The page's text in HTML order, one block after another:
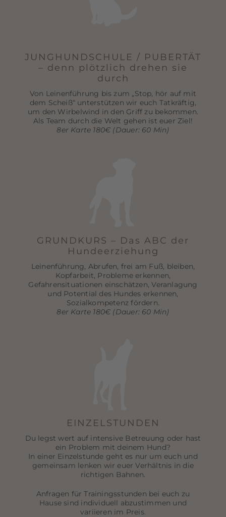
JUNGHUNDSCHULE / PUBERTÄT
– denn plötzlich drehen sie
durch
Von Leinenführung bis zum „Stop, hör auf mit
dem Scheiß“ unterstützen wir euch Tatkräftig,
um den Wirbelwind in den Griff zu bekommen.
Als Team durch die Welt gehen ist euer Ziel!
8er Karte 180€ (Dauer: 60 Min)
GRUNDKURS – Das ABC der
Hundeerziehung
Leinenführung, Abrufen, frei am Fuß, bleiben,
Kopfarbeit, Probleme erkennen,
Gefahrensituationen einschätzen, Veranlagung
und Potential des Hundes erkennen,
Sozialkompetenz fördern.
8er Karte 180€ (Dauer: 60 Min)
EINZELSTUNDEN
Du legst wert auf intensive Betreuung oder hast
ein Problem mit deinem Hund?
In einer Einzelstunde geht es nur um euch und
gemeinsam lenken wir euer Verhältnis in die
richtigen Bahnen.
Anfragen für Trainingsstunden bei euch zu
Hause sind individuell abzustimmen und
variieren im Preis.